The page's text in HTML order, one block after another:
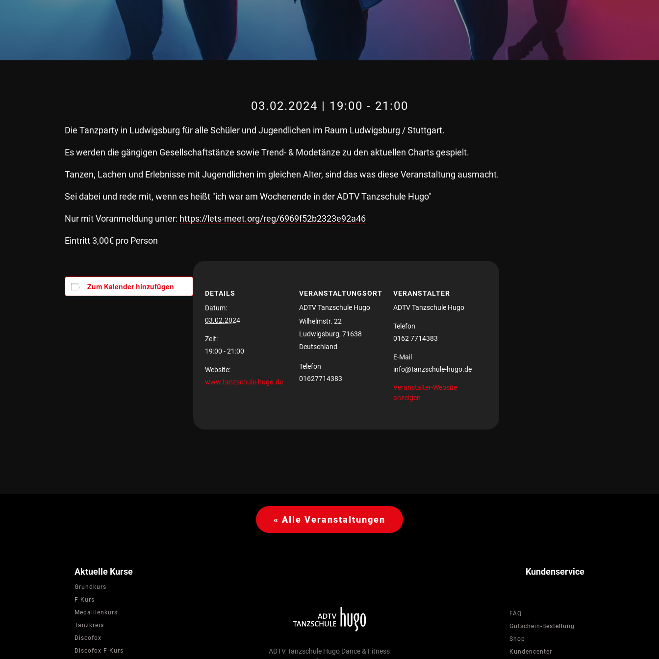
03.02.2024 | 19:00 - 21:00
Die Tanzparty in Ludwigsburg für alle Schüler und Jugendlichen im Raum Ludwigsburg / Stuttgart.
Es werden die gängigen Gesellschaftstänze sowie Trend- & Modetänze zu den aktuellen Charts gespielt.
Tanzen, Lachen und Erlebnisse mit Jugendlichen im gleichen Alter, sind das was diese Veranstaltung ausmacht.
Sei dabei und rede mit, wenn es heißt "ich war am Wochenende in der ADTV Tanzschule Hugo"
Nur mit Voranmeldung unter: https://lets-meet.org/reg/6969f52b2323e92a46
Eintritt 3,00€ pro Person
Zum Kalender hinzufügen
DETAILS
Datum:
03.02.2024
Zeit:
19:00 - 21:00
Website:
www.tanzschule-hugo.de
VERANSTALTUNGSORT
ADTV Tanzschule Hugo
Wilhelmstr. 22
Ludwigsburg, 71638
Deutschland
Telefon
01627714383
VERANSTALTER
ADTV Tanzschule Hugo
Telefon
0162 7714383
E-Mail
info@tanzschule-hugo.de
Veranstalter-Website
anzeigen
« Alle Veranstaltungen
Aktuelle Kurse
Grundkurs
F-Kurs
Medaillenkurs
Tanzkreis
Discofox
Discofox F-Kurs
ADTV Tanzschule Hugo Dance & Fitness
Kundenservice
FAQ
Gutschein-Bestellung
Shop
Kundencenter